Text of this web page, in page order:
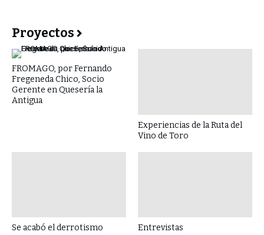
Proyectos
FROMAGO, por Fernando
Fregeneda Chico, Socio
Gerente en Quesería la
Antigua
Experiencias de la Ruta del
Vino de Toro
Se acabó el derrotismo Entrevistas